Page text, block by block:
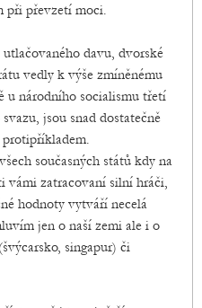
převzetí moci.
davu, dvorské
vedly k výše zmíněnému
u národního socialismu třetí
jsou snad dostatečně
protipříkladem.
současných států kdy na
vámi zatracovaní silní hráči,
hodnoty vytváří necelá
jen o naší zemi ale i o
singapur) či